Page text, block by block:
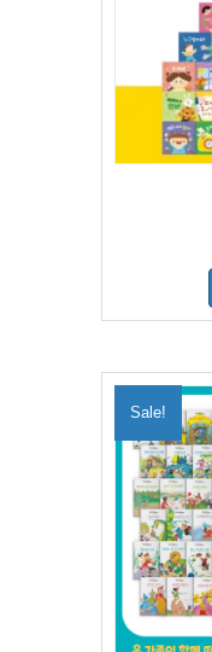
Sale!